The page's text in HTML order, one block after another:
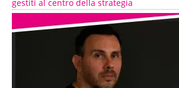
gestiti al centro della strategia